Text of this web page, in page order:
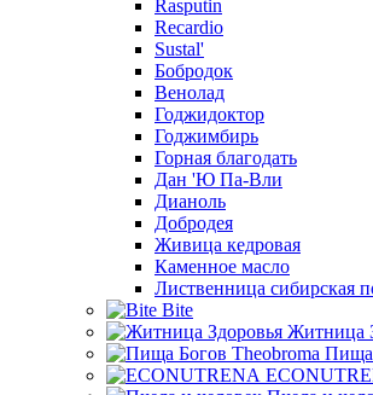
Rasputin
Recardio
Sustal'
Бобродок
Венолад
Годжидоктор
Годжимбирь
Горная благодать
Дан 'Ю Па-Вли
Дианоль
Добродея
Живица кедровая
Каменное масло
Лиственница сибирская
Bite
Житница
Пища